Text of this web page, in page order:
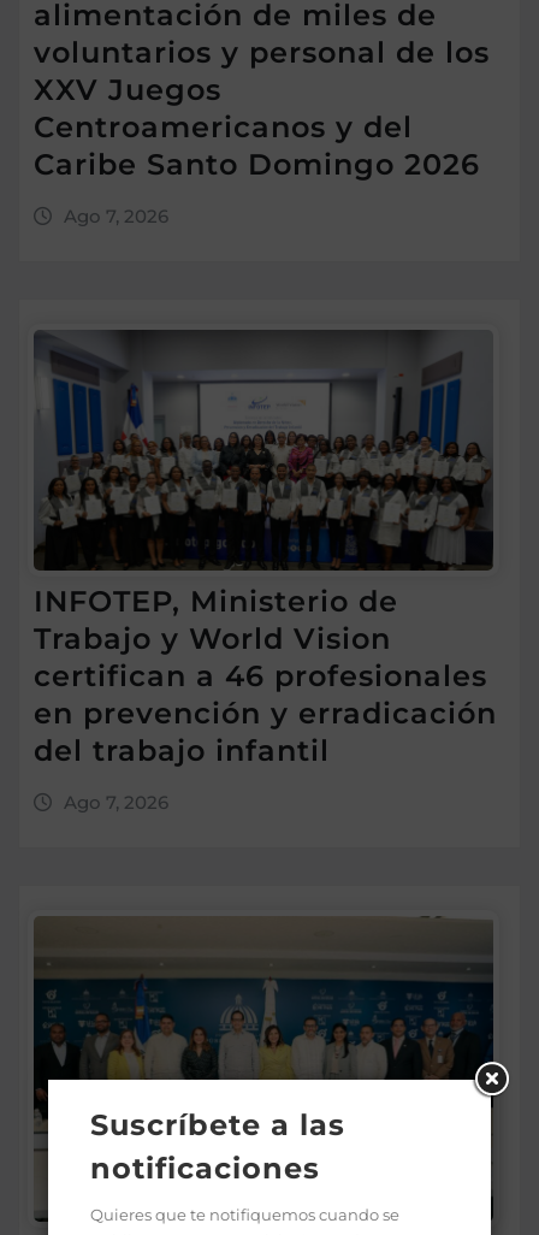
alimentación de miles de
voluntarios y personal de los
XXV Juegos
Centroamericanos y del
Caribe Santo Domingo 2026
Ago 7, 2026
INFOTEP, Ministerio de
Trabajo y World Vision
certifican a 46 profesionales
en prevención y erradicación
del trabajo infantil
Ago 7, 2026
Suscríbete a las
notificaciones
Quieres que te notifiquemos cuando se